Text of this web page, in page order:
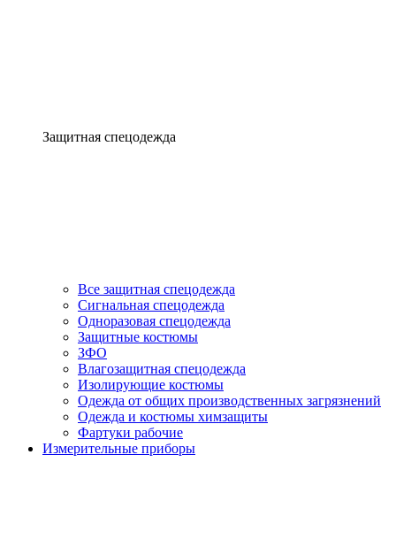
Защитная спецодежда
Все защитная спецодежда
Сигнальная спецодежда
Одноразовая спецодежда
Защитные костюмы
ЗФО
Влагозащитная спецодежда
Изолирующие костюмы
Одежда от общих производственных загрязнений
Одежда и костюмы химзащиты
Фартуки рабочие
Измерительные приборы